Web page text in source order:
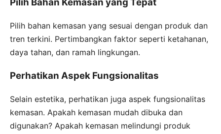
Pilih bahan kemasan yang sesuai dengan produk dan
tren terkini. Pertimbangkan faktor seperti ketahanan,
daya tahan, dan ramah lingkungan.
Perhatikan Aspek Fungsionalitas
Selain estetika, perhatikan juga aspek fungsionalitas
kemasan. Apakah kemasan mudah dibuka dan
digunakan? Apakah kemasan melindungi produk